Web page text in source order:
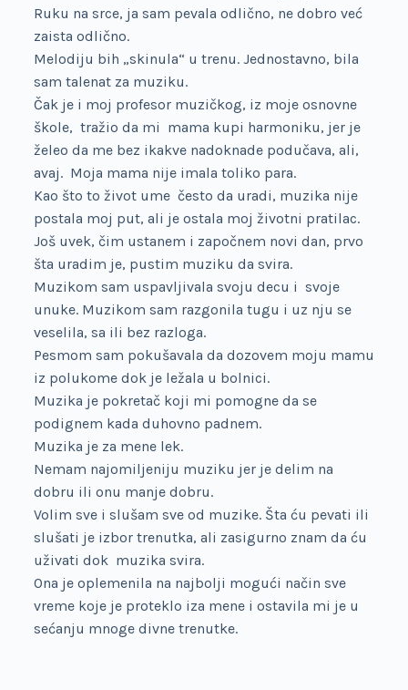
Ruku na srce, ja sam pevala odlično, ne dobro već
zaista odlično.
Melodiju bih „skinula“ u trenu. Jednostavno, bila
sam talenat za muziku.
Čak je i moj profesor muzičkog, iz moje osnovne
škole, tražio da mi mama kupi harmoniku, jer je
želeo da me bez ikakve nadoknade podučava, ali,
avaj. Moja mama nije imala toliko para.
Kao što to život ume često da uradi, muzika nije
postala moj put, ali je ostala moj životni pratilac.
Još uvek, čim ustanem i započnem novi dan, prvo
šta uradim je, pustim muziku da svira.
Muzikom sam uspavljivala svoju decu i svoje
unuke. Muzikom sam razgonila tugu i uz nju se
veselila, sa ili bez razloga.
Pesmom sam pokušavala da dozovem moju mamu
iz polukome dok je ležala u bolnici.
Muzika je pokretač koji mi pomogne da se
podignem kada duhovno padnem.
Muzika je za mene lek.
Nemam najomiljeniju muziku jer je delim na
dobru ili onu manje dobru.
Volim sve i slušam sve od muzike. Šta ću pevati ili
slušati je izbor trenutka, ali zasigurno znam da ću
uživati dok muzika svira.
Ona je oplemenila na najbolji mogući način sve
vreme koje je proteklo iza mene i ostavila mi je u
sećanju mnoge divne trenutke.